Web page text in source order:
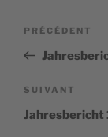
Navigation
l’article
Article
précédent
PRÉCÉDENT
Article
suivant
SUIVANT
Jahresbericht